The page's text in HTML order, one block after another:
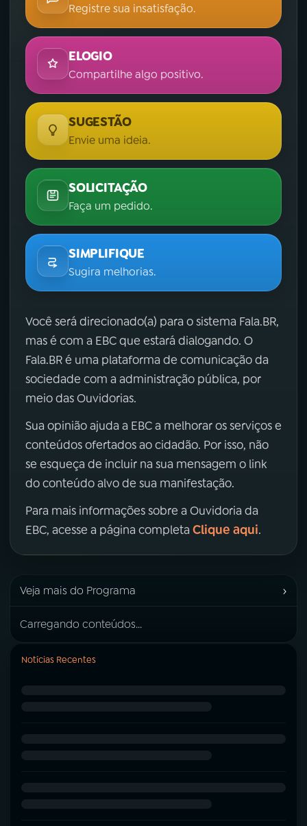
Registre sua insatisfação.
ELOGIO
Compartilhe algo positivo.
SUGESTÃO
Envie uma ideia.
SOLICITAÇÃO
Faça um pedido.
SIMPLIFIQUE
Sugira melhorias.
Você será direcionado(a) para o sistema Fala.BR,
mas é com a EBC que estará dialogando. O
Fala.BR é uma plataforma de comunicação da
sociedade com a administração pública, por
meio das Ouvidorias.
Sua opinião ajuda a EBC a melhorar os serviços e
conteúdos ofertados ao cidadão. Por isso, não
se esqueça de incluir na sua mensagem o link
do conteúdo alvo de sua manifestação.
Para mais informações sobre a Ouvidoria da
EBC, acesse a página completa Clique aqui.
Veja mais do Programa ›
Carregando conteúdos...
Notícias Recentes